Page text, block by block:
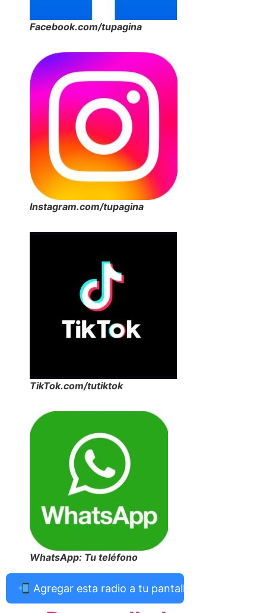
Facebook.com/tupagina
Instagram.com/tupagina
TikTok.com/tutiktok
WhatsApp: Tu teléfono
Agregar esta radio a tu pantalla de inicio